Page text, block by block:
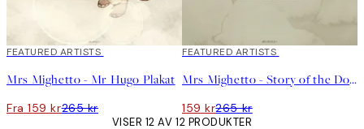
40%*
FEATURED ARTISTS
Mrs Mighetto - Mr Hugo Plakat
Fra 159 kr265 kr
40%*
FEATURED ARTISTS
Mrs Mighetto - Story of the Doves Green Plakat
159 kr265 kr
VISER 12 AV 12 PRODUKTER